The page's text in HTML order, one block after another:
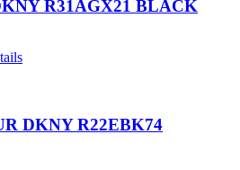
R31AGX21 BLACK
DKNY R22EBK74